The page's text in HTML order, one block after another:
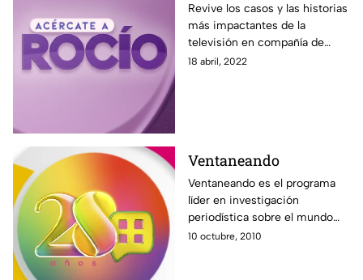
Revive los casos y las historias
más impactantes de la
televisión en compañía de
Rocío Sánchez Azuara y su
18 abril, 2022
Ventaneando
Ventaneando es el programa
líder en investigación
periodística sobre el mundo
del espectáculo. Noticias,
10 octubre, 2010